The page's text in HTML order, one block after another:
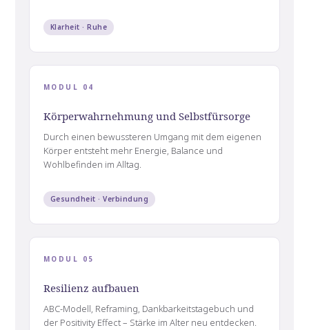
Klarheit · Ruhe
MODUL 04
Körperwahrnehmung und Selbstfürsorge
Durch einen bewussteren Umgang mit dem eigenen
Körper entsteht mehr Energie, Balance und
Wohlbefinden im Alltag.
Gesundheit · Verbindung
MODUL 05
Resilienz aufbauen
ABC-Modell, Reframing, Dankbarkeitstagebuch und
der Positivity Effect – Stärke im Alter neu entdecken.